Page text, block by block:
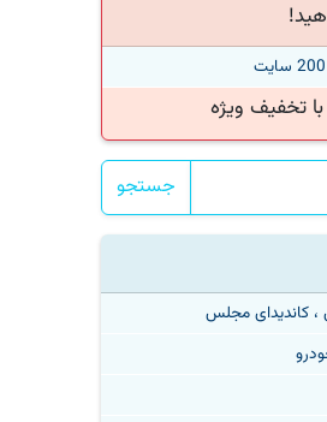
با تخفیف ویژه
جستجو
کاندیدای مجلس